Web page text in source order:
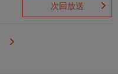
次回放送